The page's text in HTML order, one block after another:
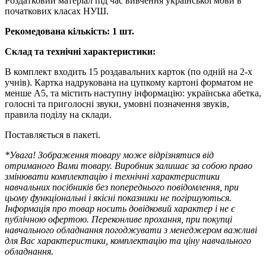
початкових класах НУШ.
Рекомедована кількість: 1 шт.
Склад та технічні характеристики:
В комплект входить 15 роздавальних карток (по одній на 2-х
учнів). Картка надрукована на цупкому картоні форматом не
менше А5, та містить наступну інформацію: українська абетка,
голосні та приголосні звуки, умовні позначення звуків,
правила поділу на склади.
Поставляється в пакеті.
*Увага! Зображення товару може відрізнятися від
отриманого Вами товару. Виробник залишає за собою право
змінювати комплектацію і технічні характеристики
навчальних посібників без попереднього повідомлення при
цьому функціональні і якісні показники не погіршуються.
Інформація про товар носить довідковий характер і не є
публічною офертою. Переконливе прохання при покупці
навчального обладнання погоджувати з менеджером важливі
для Вас характеристики комплектацію та ціну навчального
обладнання.